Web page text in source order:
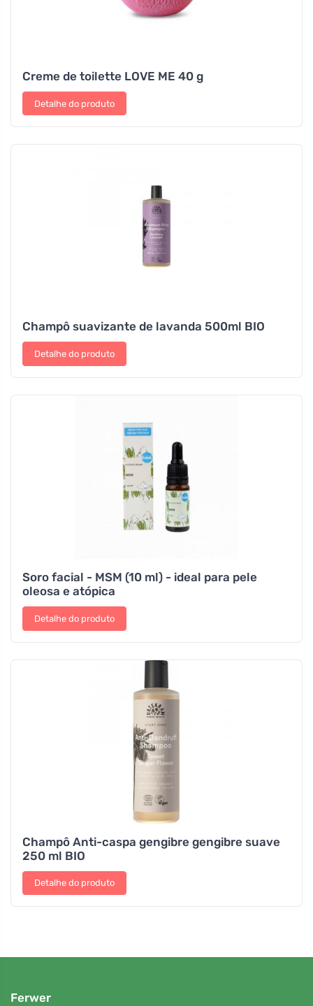
Creme de toilette LOVE ME 40 g
Detalhe do produto
Champô suavizante de lavanda 500ml BIO
Detalhe do produto
Soro facial - MSM (10 ml) - ideal para pele
oleosa e atópica
Detalhe do produto
Champô Anti-caspa gengibre gengibre suave
250 ml BIO
Detalhe do produto
Ferwer